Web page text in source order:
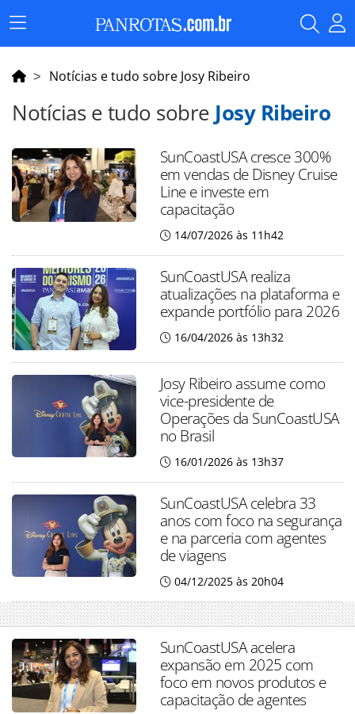
Menu
Principal
Notícias e tudo sobre Josy Ribeiro
Notícias e tudo sobre Josy Ribeiro
SunCoastUSA cresce 300%
em vendas de Disney Cruise
Line e investe em
capacitação
14/07/2026 às 11h42
SunCoastUSA realiza
atualizações na plataforma e
expande portfólio para 2026
16/04/2026 às 13h32
Josy Ribeiro assume como
vice-presidente de
Operações da SunCoastUSA
no Brasil
16/01/2026 às 13h37
SunCoastUSA celebra 33
anos com foco na segurança
e na parceria com agentes
de viagens
04/12/2025 às 20h04
SunCoastUSA acelera
expansão em 2025 com
foco em novos produtos e
capacitação de agentes